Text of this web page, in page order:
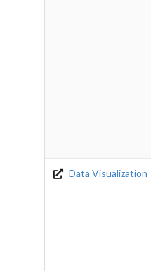
Data Visualization